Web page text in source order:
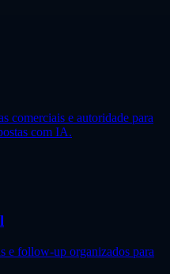
comerciais e autoridade para
com IA.
e follow-up organizados para